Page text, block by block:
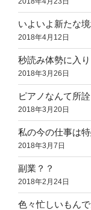
いよいよ新たな
2018年4月12日
秒読み体勢に入り
2018年3月26日
ピアノなんて所
2018年3月20日
私の今の仕事は
2018年3月7日
副業？？
2018年2月24日
色々忙しいもんで